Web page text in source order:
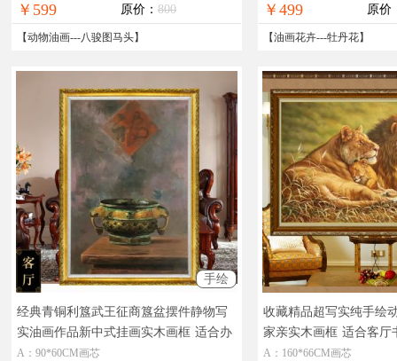
￥599 原价： 800
【动物油画---八骏图马头】
￥499 原价
【油画花卉---牡丹花】
手绘
经典青铜利簋武王征商簋盆摆件静物写
实油画作品新中式挂画实木画框 适合办
公室精品油画寓意融通四海
A：90*60CM画芯
收藏精品超写实纯手绘
家亲实木画框 适合客厅
品写实动物油画狮子图
A：160*66CM画芯